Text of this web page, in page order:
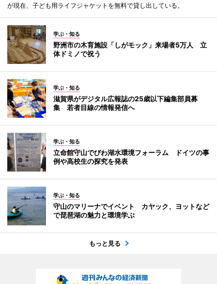
が現在、子ども用ライフジャケットを無料で貸し出している。
学ぶ・知る
野洲市の木育施設「しがモック」来場者5万人 立
体ドミノで祝う
学ぶ・知る
滋賀県がデジタル広報誌の25歳以下編集部員募
集 若者目線の情報発信へ
学ぶ・知る
立命館守山でびわ湖水環境フォーラム ドイツの事
例や高校生の探究を発表
学ぶ・知る
守山のマリーナでイベント カヤック、ヨットなど
で琵琶湖の魅力と環境学ぶ
もっと見る